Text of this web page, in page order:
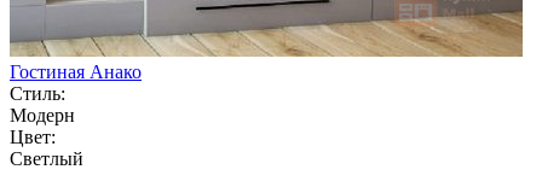
Гостиная Анако
Стиль:
Модерн
Цвет:
Светлый